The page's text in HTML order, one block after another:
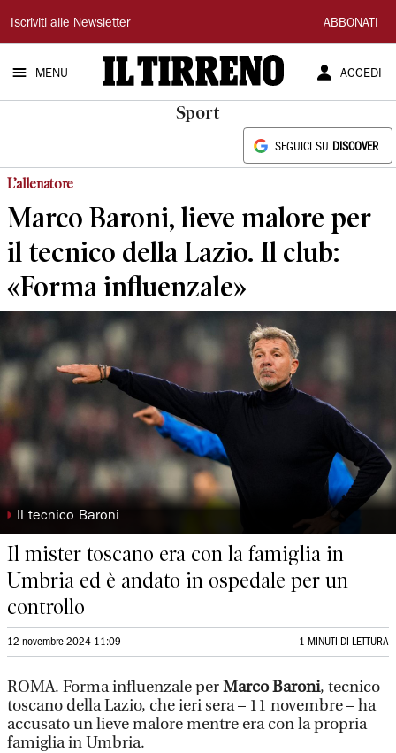
Il
Tirreno
Iscriviti alle Newsletter ABBONATI
MENU ACCEDI
Sport
SEGUICI SU DISCOVER
L’allenatore
Marco Baroni, lieve malore per
il tecnico della Lazio. Il club:
«Forma influenzale»
◗ Il tecnico Baroni
Il mister toscano era con la famiglia in
Umbria ed è andato in ospedale per un
controllo
12 novembre 2024 11:09 1 MINUTI DI LETTURA
ROMA. Forma influenzale perMarco Baroni, tecnico
toscano della Lazio, che ieri sera – 11 novembre – ha
accusato un lieve malore mentre era con la propria
famiglia in Umbria.